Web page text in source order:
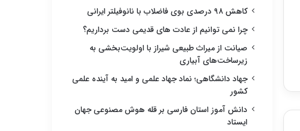
کاهش ۹۸ درصدی بوی فاضلاب با نانوفیلتر ایرانی
چرا نمی توانیم از عادت های قدیمی دست برداریم؟
صیانت از میراث طبیعی شیراز با اولویت‌بخشی به
زیرساخت‌های آبیاری
جهاد دانشگاهی؛ نماد جهاد علمی و امید به آینده علمی
کشور
دانش آموز استان فارسی بر قله هوش مصنوعی جهان
ایستاد